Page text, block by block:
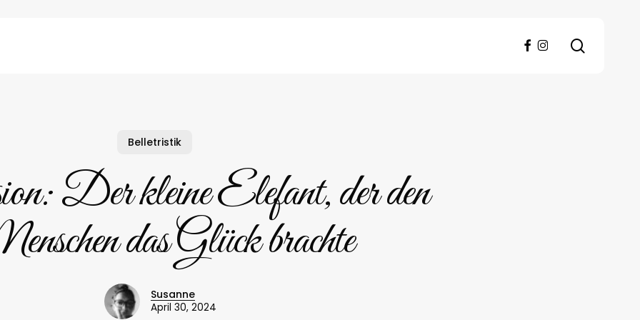
facebook
instagram
Belletristik
Der kleine Elefant, der den
das Glück brachte
Susanne
April 30, 2024